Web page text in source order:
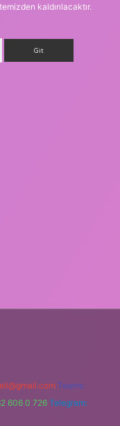
kaldırılacaktır.
Teams:
606 0 726 Telegram: